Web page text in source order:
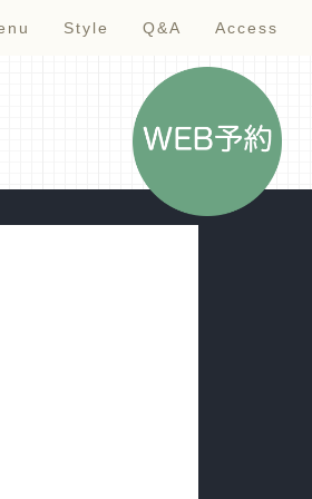
Style Q&A Access